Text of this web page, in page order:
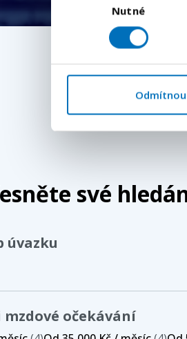
souhlasu
Nutné
své
úvazku
očekávání